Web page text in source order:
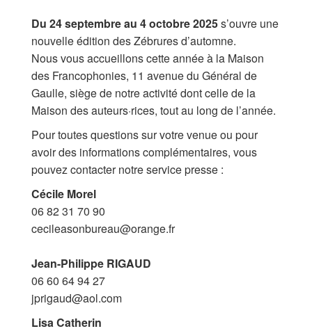
Archives
MAISON DES AUTEURS·RICES
Présentation
Les résidences
Prix littéraires
Auteurs en résidence
ACTIONS CULTURELLES
PÔLE DOCUMENTAIRE
Les Zébrures d’automne
Du 24 septembre au 4 octobre 2025s’ouvre une
nouvelle édition des Zébrures d’automne.
Nous vous accueillons cette année à la Maison
des Francophonies, 11 avenue du Général de
Gaulle, siège de notre activité dont celle de la
Maison des auteurs·rices, tout au long de l’année.
Pour toutes questions sur votre venue ou pour
avoir des informations complémentaires, vous
pouvez contacter notre service presse :
Cécile Morel
06 82 31 70 90
cecileasonbureau@orange.fr
Jean-Philippe RIGAUD
06 60 64 94 27
jprigaud@aol.com
Lisa Catherin